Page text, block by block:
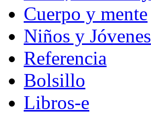
Cuerpo y mente
Niños y Jóvenes
Referencia
Bolsillo
Libros-e